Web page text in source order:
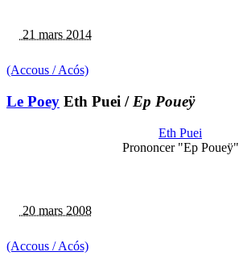
21 mars 2014
(Accous / Acós)
Le Poey Eth Puei / Ep Poueÿ
Eth Puei
Prononcer "Ep Poueÿ"
20 mars 2008
(Accous / Acós)